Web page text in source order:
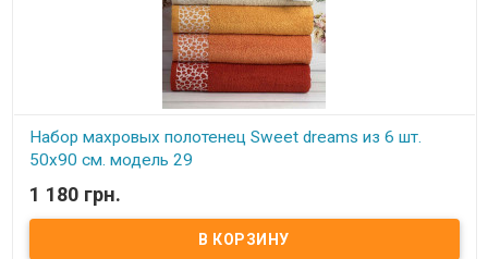
Набор махровых полотенец Sweet dreams из 6 шт.
50x90 см. модель 29
В наличии
Набор махровых полотенец Sweet dreams из 6 шт. 50x90 см.
Комплектность: 50х90 см (6 шт. ) Состав: махра, 100% хлопок.
1 180 грн.